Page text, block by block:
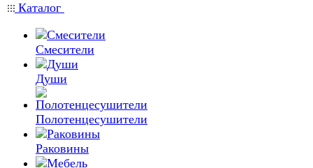
Каталог
Смесители
Души
Полотенцесушители
Раковины